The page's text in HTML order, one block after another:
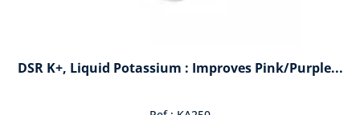
DSR K+, Liquid Potassium : Improves Pink/purple...